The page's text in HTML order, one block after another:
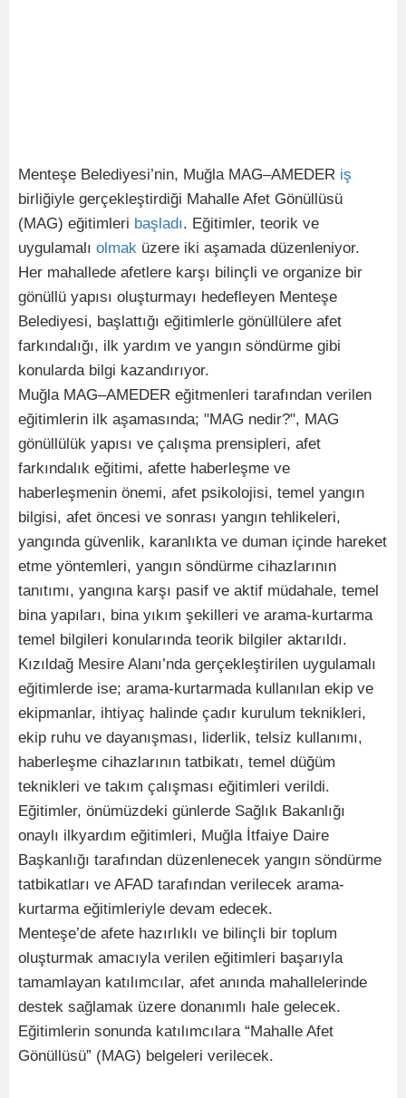
Menteşe Belediyesi’nin, Muğla MAG–AMEDER iş
birliğiyle gerçekleştirdiği Mahalle Afet Gönüllüsü
(MAG) eğitimleri başladı. Eğitimler, teorik ve
uygulamalı olmak üzere iki aşamada düzenleniyor.
Her mahallede afetlere karşı bilinçli ve organize bir
gönüllü yapısı oluşturmayı hedefleyen Menteşe
Belediyesi, başlattığı eğitimlerle gönüllülere afet
farkındalığı, ilk yardım ve yangın söndürme gibi
konularda bilgi kazandırıyor.
Muğla MAG–AMEDER eğitmenleri tarafından verilen
eğitimlerin ilk aşamasında; "MAG nedir?", MAG
gönüllülük yapısı ve çalışma prensipleri, afet
farkındalık eğitimi, afette haberleşme ve
haberleşmenin önemi, afet psikolojisi, temel yangın
bilgisi, afet öncesi ve sonrası yangın tehlikeleri,
yangında güvenlik, karanlıkta ve duman içinde hareket
etme yöntemleri, yangın söndürme cihazlarının
tanıtımı, yangına karşı pasif ve aktif müdahale, temel
bina yapıları, bina yıkım şekilleri ve arama-kurtarma
temel bilgileri konularında teorik bilgiler aktarıldı.
Kızıldağ Mesire Alanı’nda gerçekleştirilen uygulamalı
eğitimlerde ise; arama-kurtarmada kullanılan ekip ve
ekipmanlar, ihtiyaç halinde çadır kurulum teknikleri,
ekip ruhu ve dayanışması, liderlik, telsiz kullanımı,
haberleşme cihazlarının tatbikatı, temel düğüm
teknikleri ve takım çalışması eğitimleri verildi.
Eğitimler, önümüzdeki günlerde Sağlık Bakanlığı
onaylı ilkyardım eğitimleri, Muğla İtfaiye Daire
Başkanlığı tarafından düzenlenecek yangın söndürme
tatbikatları ve AFAD tarafından verilecek arama-
kurtarma eğitimleriyle devam edecek.
Menteşe’de afete hazırlıklı ve bilinçli bir toplum
oluşturmak amacıyla verilen eğitimleri başarıyla
tamamlayan katılımcılar, afet anında mahallelerinde
destek sağlamak üzere donanımlı hale gelecek.
Eğitimlerin sonunda katılımcılara “Mahalle Afet
Gönüllüsü” (MAG) belgeleri verilecek.